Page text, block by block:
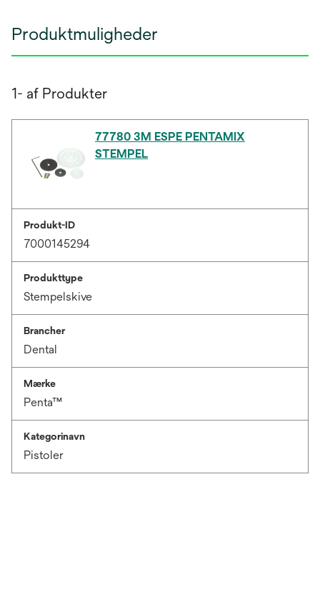
Produktmuligheder
1- af Produkter
77780 3M ESPE PENTAMIX
STEMPEL
Produkt-ID
7000145294
Produkttype
Stempelskive
Brancher
Dental
Mærke
Penta™
Kategorinavn
Pistoler